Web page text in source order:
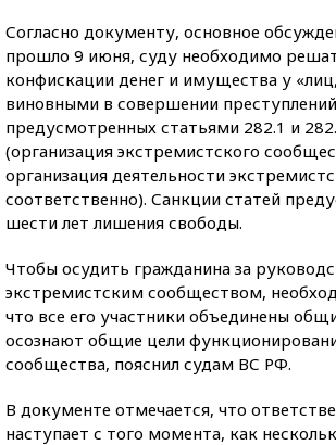
Согласно документу, основное
прошло 9 июня, суду необходимо
конфискации денег и имущества у
виновными в совершении
предусмотренных статьями 282.1 и
(организация экстремистского
организация деятельности
соответственно). Санкции статей
шести лет лишения свободы.
Чтобы осудить гражданина за
экстремистским сообществом,
что все его участники объединены
осознают общие цели
сообщества, пояснил судам ВС РФ.
В документе отмечается, что
наступает с того момента, как